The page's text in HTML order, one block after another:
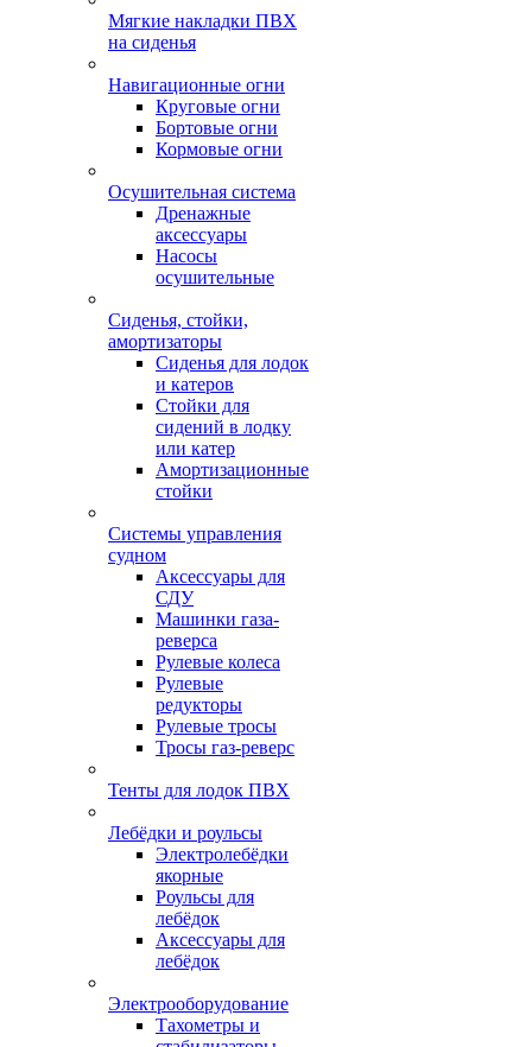
Мягкие накладки ПВХ
на сиденья
Навигационные огни
Круговые огни
Бортовые огни
Кормовые огни
Осушительная система
Дренажные
аксессуары
Насосы
осушительные
Сиденья, стойки,
амортизаторы
Сиденья для лодок
и катеров
Стойки для
сидений в лодку
или катер
Амортизационные
стойки
Системы управления
судном
Аксессуары для
СДУ
Машинки газа-
реверса
Рулевые колеса
Рулевые
редукторы
Рулевые тросы
Тросы газ-реверс
Тенты для лодок ПВХ
Лебёдки и роульсы
Электролебёдки
якорные
Роульсы для
лебёдок
Аксессуары для
лебёдок
Электрооборудование
Тахометры и